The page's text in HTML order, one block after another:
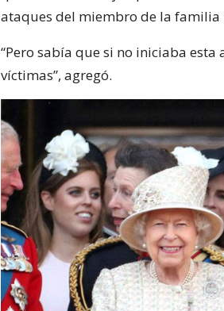
ataques del miembro de la
“Pero sabía que si no iniciaba
víctimas”, agregó.